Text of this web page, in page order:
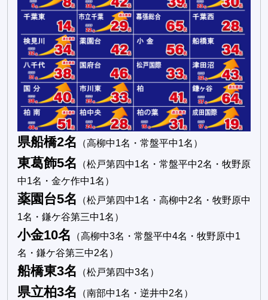
県船橋2名 （高柳中1名・常盤平中1名）
東葛飾5名
（松戸第四中1名・常盤平中2名・牧野原
中1名・金ケ作中1名）
薬園台5名
（松戸第四中1名・高柳中2名・牧野原中
1名・鎌ケ谷第三中1名）
小金10名
（高柳中3名・常盤平中4名・牧野原中1
名・鎌ケ谷第三中2名）
船橋東3名 （松戸第四中3名）
県立柏3名 （南部中1名・逆井中2名）